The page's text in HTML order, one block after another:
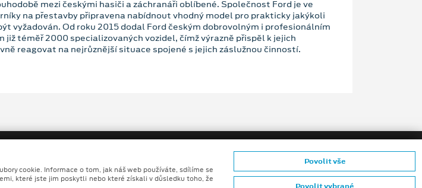
mezi českými hasiči a záchranáři oblíbené. Společnost Ford je ve
na přestavby připravena nabídnout vhodný model pro prakticky jakýkoli
vyžadován. Od roku 2015 dodal Ford českým dobrovolným i profesionálním
již téměř 2000 specializovaných vozidel, čímž výrazně přispěl k jejich
reagovat na nejrůznější situace spojené s jejich záslužnou činností.
cookie. Informace o tom, jak náš web používáte, sdílíme se
které jste jim poskytli nebo které získali v důsledku toho, že
Povolit vše